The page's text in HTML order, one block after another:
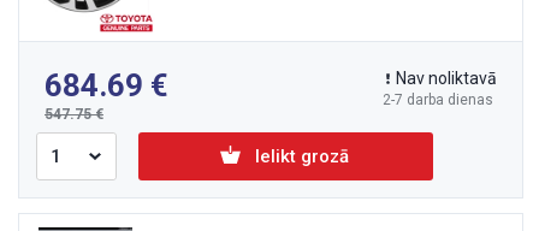
684.69
547.75
2-7 darba dienas
Nav noliktavā
Ielikt grozā